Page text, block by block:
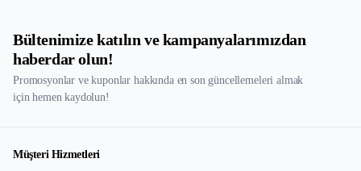
Bültenimize katılın ve kampanyalarımızdan
haberdar olun!
Promosyonlar ve kuponlar hakkında en son güncellemeleri almak
için hemen kaydolun!
Müşteri Hizmetleri